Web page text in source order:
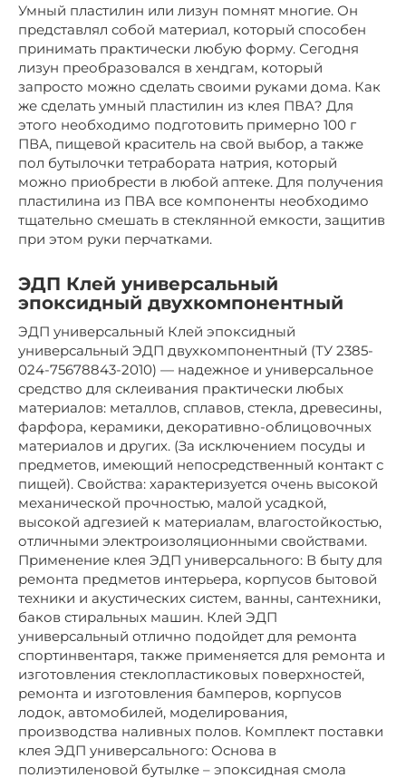
Умный пластилин или лизун помнят многие. Он
представлял собой материал, который способен
принимать практически любую форму. Сегодня
лизун преобразовался в хендгам, который
запросто можно сделать своими руками дома. Как
же сделать умный пластилин из клея ПВА? Для
этого необходимо подготовить примерно 100 г
ПВА, пищевой краситель на свой выбор, а также
пол бутылочки тетрабората натрия, который
можно приобрести в любой аптеке. Для получения
пластилина из ПВА все компоненты необходимо
тщательно смешать в стеклянной емкости, защитив
при этом руки перчатками.
ЭДП Клей универсальный
эпоксидный двухкомпонентный
ЭДП универсальный Клей эпоксидный
универсальный ЭДП двухкомпонентный (ТУ 2385-
024-75678843-2010) — надежное и универсальное
средство для склеивания практически любых
материалов: металлов, сплавов, стекла, древесины,
фарфора, керамики, декоративно-облицовочных
материалов и других. (За исключением посуды и
предметов, имеющий непосредственный контакт с
пищей). Свойства: характеризуется очень высокой
механической прочностью, малой усадкой,
высокой адгезией к материалам, влагостойкостью,
отличными электроизоляционными свойствами.
Применение клея ЭДП универсального: В быту для
ремонта предметов интерьера, корпусов бытовой
техники и акустических систем, ванны, сантехники,
баков стиральных машин. Клей ЭДП
универсальный отлично подойдет для ремонта
спортинвентаря, также применяется для ремонта и
изготовления стеклопластиковых поверхностей,
ремонта и изготовления бамперов, корпусов
лодок, автомобилей, моделирования,
производства наливных полов. Комплект поставки
клея ЭДП универсального: Основа в
полиэтиленовой бутылке – эпоксидная смола